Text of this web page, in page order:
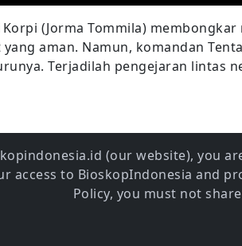
(Jorma Tommila)
aman. Namun, komandan
Terjadilah pengejaran lintas
(our website), you
access to BioskopIndonesia and
Policy, you must not